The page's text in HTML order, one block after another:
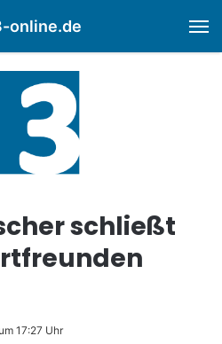
online.de
schließt
17:27 Uhr